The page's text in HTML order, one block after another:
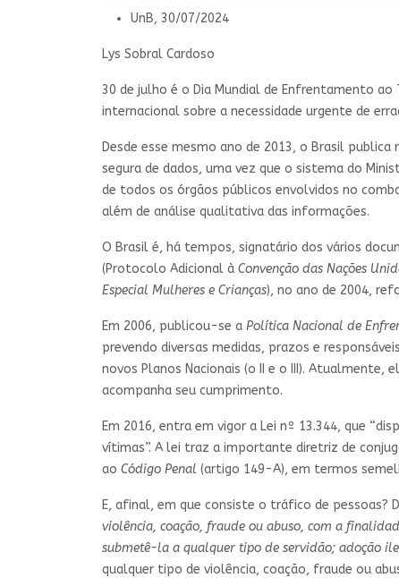
UnB, 30/07/2024
Lys Sobral Cardoso
30 de julho é o Dia Mundial de Enfrentamento
internacional sobre a necessidade urgente de
Desde esse mesmo ano de 2013, o Brasil
segura de dados, uma vez que o sistema do
de todos os órgãos públicos envolvidos no
além de análise qualitativa das informações.
O Brasil é, há tempos, signatário dos vários
(Protocolo Adicional à Convenção das Nações
Especial Mulheres e Crianças), no ano de 2004,
Em 2006, publicou-se a Política Nacional de
prevendo diversas medidas, prazos e
novos Planos Nacionais (o II e o III).
acompanha seu cumprimento.
Em 2016, entra em vigor a Lei nº 13.344, que
vítimas”. A lei traz a importante diretriz de
ao Código Penal (artigo 149-A), em termos
E, afinal, em que consiste o tráfico de pessoas?
violência, coação, fraude ou abuso, com a
submetê-la a qualquer tipo de servidão; adoção
qualquer tipo de violência, coação, fraude ou